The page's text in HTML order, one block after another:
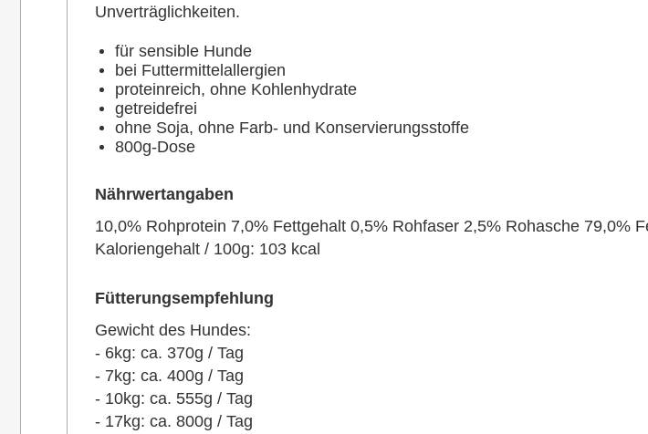
Unverträglichkeiten.
für sensible Hunde
bei Futtermittelallergien
proteinreich, ohne Kohlenhydrate
getreidefrei
ohne Soja, ohne Farb- und Konservierungsstoffe
800g-Dose
Nährwertangaben
10,0% Rohprotein 7,0% Fettgehalt 0,5% Rohfaser 2,5% Rohasche 79,0%
Kaloriengehalt / 100g: 103 kcal
Fütterungsempfehlung
Gewicht des Hundes:
- 6kg: ca. 370g / Tag
- 7kg: ca. 400g / Tag
- 10kg: ca. 555g / Tag
- 17kg: ca. 800g / Tag